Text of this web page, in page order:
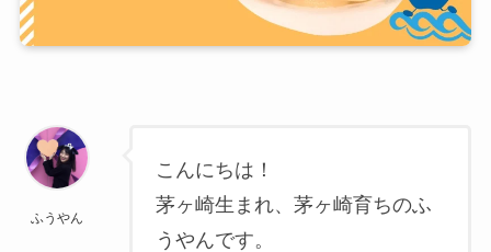
ふうやん
こんにちは！
茅ヶ崎生まれ、茅ヶ崎育ちのふ
うやんです。